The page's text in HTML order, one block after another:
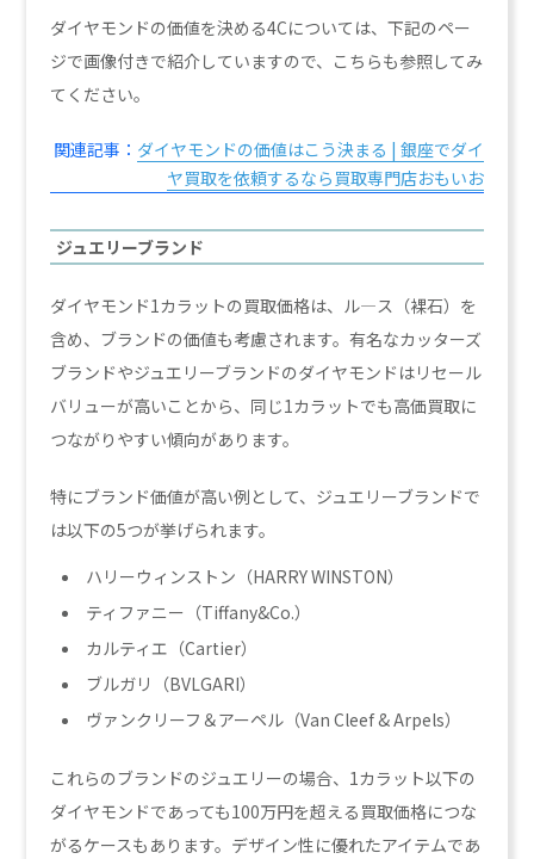
ダイヤモンドの価値を決める4Cについては、下記のペー
ジで画像付きで紹介していますので、こちらも参照してみ
てください。
関連記事： ダイヤモンドの価値はこう決まる | 銀座でダイ
ヤ買取を依頼するなら買取専門店おもいお
ジュエリーブランド
ダイヤモンド1カラットの買取価格は、ル―ス（裸石）を
含め、ブランドの価値も考慮されます。有名なカッターズ
ブランドやジュエリーブランドのダイヤモンドはリセール
バリューが高いことから、同じ1カラットでも高価買取に
つながりやすい傾向があります。
特にブランド価値が高い例として、ジュエリーブランドで
は以下の5つが挙げられます。
ハリーウィンストン（HARRY WINSTON）
ティファニー（Tiffany&Co.）
カルティエ（Cartier）
ブルガリ（BVLGARI）
ヴァンクリーフ＆アーペル（Van Cleef & Arpels）
これらのブランドのジュエリーの場合、1カラット以下の
ダイヤモンドであっても100万円を超える買取価格につな
がるケースもあります。デザイン性に優れたアイテムであ